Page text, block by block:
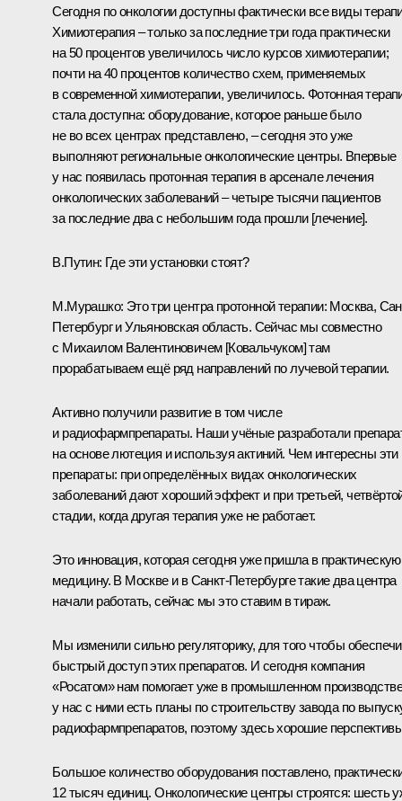
Сегодня по онкологии доступны фактически все виды
Химиотерапия – только за последние три года практически
на 50 процентов увеличилось число курсов химиотерапии;
почти на 40 процентов количество схем, применяемых
в современной химиотерапии, увеличилось. Фотонная
стала доступна: оборудование, которое раньше было
не во всех центрах представлено, – сегодня это уже
выполняют региональные онкологические центры. Впервые
у нас появилась протонная терапия в арсенале лечения
онкологических заболеваний – четыре тысячи пациентов
за последние два с небольшим года прошли [лечение].
В.Путин: Где эти установки стоят?
М.Мурашко: Это три центра протонной терапии: Москва,
Петербург и Ульяновская область. Сейчас мы совместно
с Михаилом Валентиновичем [Ковальчуком] там
прорабатываем ещё ряд направлений по лучевой терапии.
Активно получили развитие в том числе
и радиофармпрепараты. Наши учёные разработали
на основе лютеция и используя актиний. Чем интересны эти
препараты: при определённых видах онкологических
заболеваний дают хороший эффект и при третьей,
стадии, когда другая терапия уже не работает.
Это инновация, которая сегодня уже пришла в практическую
медицину. В Москве и в Санкт-Петербурге такие два центра
начали работать, сейчас мы это ставим в тираж.
Мы изменили сильно регуляторику, для того чтобы
быстрый доступ этих препаратов. И сегодня компания
«Росатом» нам помогает уже в промышленном
у нас с ними есть планы по строительству завода по
радиофармпрепаратов, поэтому здесь хорошие
Большое количество оборудования поставлено,
12 тысяч единиц. Онкологические центры строятся: шесть